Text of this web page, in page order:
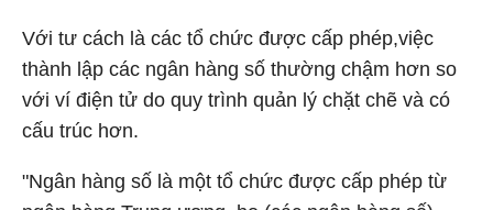
Với tư cách là các tổ chức được cấp phép,việc
thành lập các ngân hàng số thường chậm hơn so
với ví điện tử do quy trình quản lý chặt chẽ và có
cấu trúc hơn.
"Ngân hàng số là một tổ chức được cấp phép từ